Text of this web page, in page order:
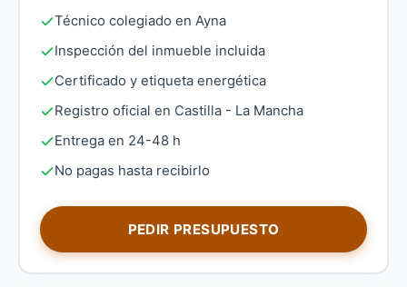
Técnico colegiado en Ayna
Inspección del inmueble incluida
Certificado y etiqueta energética
Registro oficial en Castilla - La Mancha
Entrega en 24-48 h
No pagas hasta recibirlo
PEDIR PRESUPUESTO